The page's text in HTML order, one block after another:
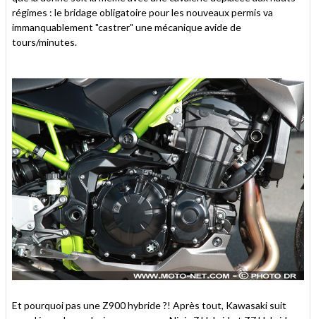
régimes : le bridage obligatoire pour les nouveaux permis va
immanquablement "castrer" une mécanique avide de
tours/minutes.
Et pourquoi pas une Z900 hybride ?! Après tout, Kawasaki suit